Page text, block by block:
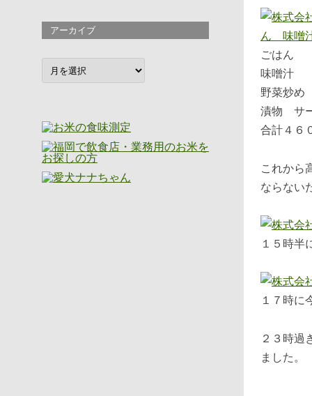
ごはん
味噌汁
野菜炒
漬物 サ
合計４６
これから
ならない
１５時
１７時に
２３時過
ました。
アーカイブ
ア
ー
カ